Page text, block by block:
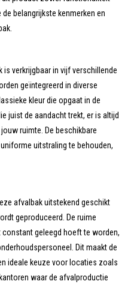
belangrijkste kenmerken en
is verkrijgbaar in vijf verschillende
geïntegreerd in diverse
kleur die opgaat in de
juist de aandacht trekt, er is altijd
ruimte. De beschikbare
uitstraling te behouden,
afvalbak uitstekend geschikt
geproduceerd. De ruime
geleegd hoeft te worden,
Dit maakt de
ideale keuze voor locaties zoals
waar de afvalproductie